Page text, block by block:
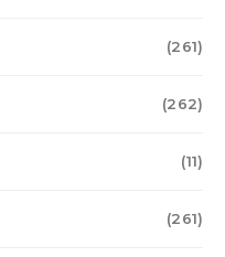
(261)
(262)
(11)
(261)